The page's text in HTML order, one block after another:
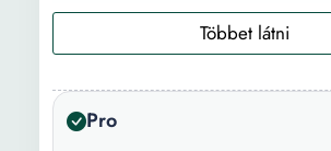
0.4 mm
Írás stílus:
Pro